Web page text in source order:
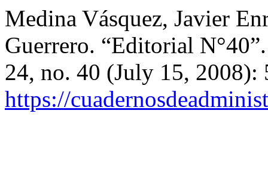
Medina Vásquez, Javier
Guerrero. “Editorial
24, no. 40 (July 15, 2008):
https://